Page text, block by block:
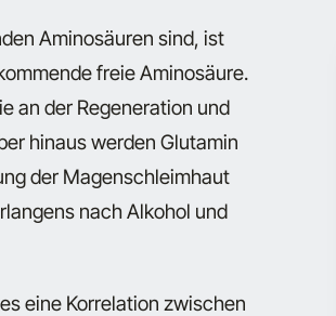
Aminosäuren sind, ist
freie Aminosäure.
an der Regeneration und
hinaus werden Glutamin
der Magenschleimhaut
nach Alkohol und
eine Korrelation zwischen